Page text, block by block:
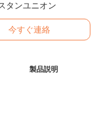
タンユニオン
今すぐ連絡
製品説明